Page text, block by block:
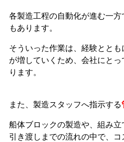
各製造工程の自動化が進む一
もあります。
そういった作業は、経験とと
が増していくため、会社にと
ります。
また、製造スタッフへ指示する
船体ブロックの製造や、組み
引き渡しまでの流れの中で、